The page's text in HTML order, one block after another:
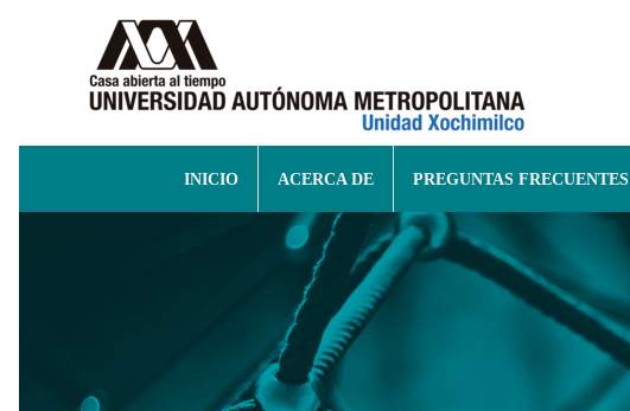
INICIO ACERCA DE PREGUNTAS FRECUENTES